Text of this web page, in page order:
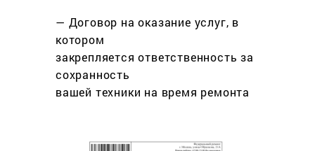
— Договор на оказание услуг, в
котором
закрепляется ответственность за
сохранность
вашей техники на время ремонта